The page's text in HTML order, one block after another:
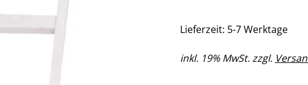
Lieferzeit: 5-7 Werktage
inkl. 19% MwSt. zzgl.